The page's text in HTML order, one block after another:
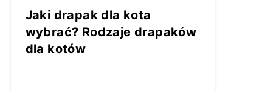
Jaki drapak dla kota
wybrać? Rodzaje drapaków
dla kotów